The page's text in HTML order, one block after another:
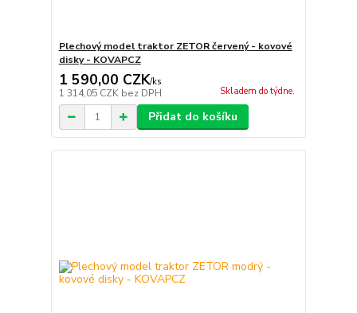
Plechový model traktor ZETOR červený - kovové
disky - KOVAPCZ
1 590,00 CZK/ks
1 314,05 CZK bez DPH Skladem do týdne.
Přidat do košíku